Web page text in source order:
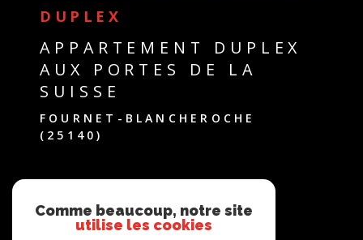
DUPLEX
APPARTEMENT DUPLEX
AUX PORTES DE LA
SUISSE
FOURNET-BLANCHEROCHE
(25140)
Comme beaucoup, notre site
utilise les cookies